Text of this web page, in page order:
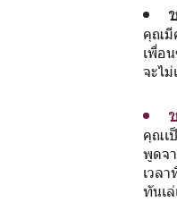
คุณมี
เพื่อ
จะไ
คุณเ
พูดจ
เวล
ทันเ